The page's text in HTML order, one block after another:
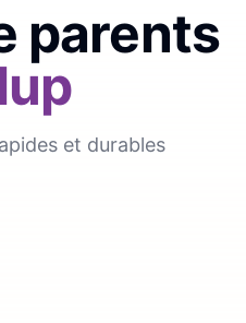
parents
et durables